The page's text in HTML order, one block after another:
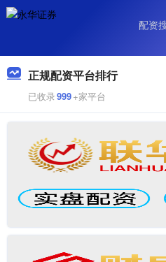
正规配资平台排行
已收录999+家平台